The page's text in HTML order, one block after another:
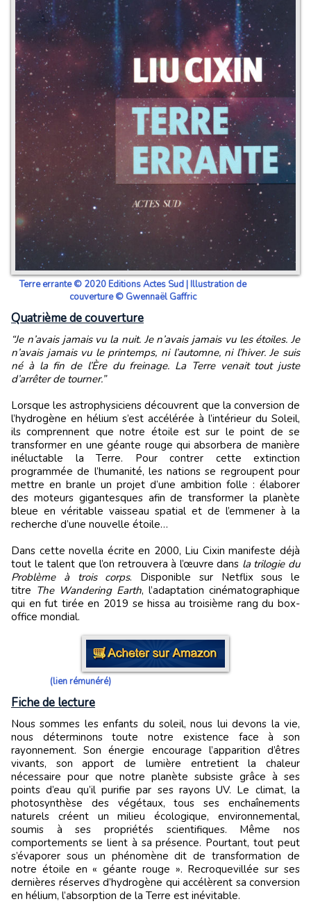
Terre errante © 2020 Editions Actes Sud | Illustration de
couverture © Gwennaël Gaffric
Quatrième de couverture
“Je n’avais jamais vu la nuit. Je n’avais jamais vu les étoiles. Je
n’avais jamais vu le printemps, ni l’automne, ni l’hiver. Je suis
né à la fin de l’Ère du freinage. La Terre venait tout juste
d’arrêter de tourner.”
Lorsque les astrophysiciens découvrent que la conversion de
l’hydrogène en hélium s’est accélérée à l’intérieur du Soleil,
ils comprennent que notre étoile est sur le point de se
transformer en une géante rouge qui absorbera de manière
inéluctable la Terre. Pour contrer cette extinction
programmée de l’humanité, les nations se regroupent pour
mettre en branle un projet d’une ambition folle : élaborer
des moteurs gigantesques afin de transformer la planète
bleue en véritable vaisseau spatial et de l’emmener à la
recherche d’une nouvelle étoile…
Dans cette novella écrite en 2000, Liu Cixin manifeste déjà
tout le talent que l’on retrouvera à l’œuvre dans la trilogie du
Problème à trois corps. Disponible sur Netflix sous le
titre The Wandering Earth, l’adaptation cinématographique
qui en fut tirée en 2019 se hissa au troisième rang du box-
office mondial.
(lien rémunéré)
Fiche de lecture
Nous sommes les enfants du soleil, nous lui devons la vie,
nous déterminons toute notre existence face à son
rayonnement. Son énergie encourage l’apparition d’êtres
vivants, son apport de lumière entretient la chaleur
nécessaire pour que notre planète subsiste grâce à ses
points d’eau qu’il purifie par ses rayons UV. Le climat, la
photosynthèse des végétaux, tous ses enchaînements
naturels créent un milieu écologique, environnemental,
soumis à ses propriétés scientifiques. Même nos
comportements se lient à sa présence. Pourtant, tout peut
s’évaporer sous un phénomène dit de transformation de
notre étoile en « géante rouge ». Recroquevillée sur ses
dernières réserves d’hydrogène qui accélèrent sa conversion
en hélium, l’absorption de la Terre est inévitable.